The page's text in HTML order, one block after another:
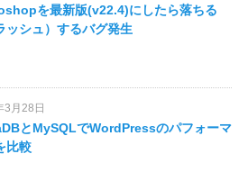
を最新版(v22.4)にしたら落ちる
ッシュ）するバグ発生
3月28日
とMySQLでWordPressのパフォーマ
比較